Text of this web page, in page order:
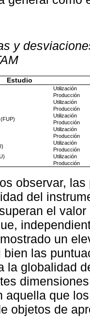
y
Estudio
Utilización
Producción
Utilización
Producción
Utilización
Producción
Utilización
Producción
Utilización
Producción
Utilización
Producción
observar,
del
el
un
las
la globalidad
aquella que
objetos de